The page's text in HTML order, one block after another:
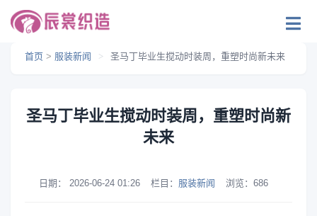
首页 > 服装新闻 > 圣马丁毕业生搅动时装周，重塑时尚新未来
圣马丁毕业生搅动时装周，重塑时尚新
未来
日期： 2026-06-24 01:26 栏目： 服装新闻 浏览： 686